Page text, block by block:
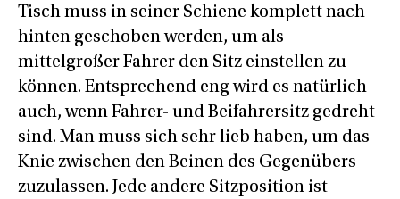
Tisch muss in seiner Schiene komplett nach
hinten geschoben werden, um als
mittelgroßer Fahrer den Sitz einstellen zu
können. Entsprechend eng wird es natürlich
auch, wenn Fahrer- und Beifahrersitz gedreht
sind. Man muss sich sehr lieb haben, um das
Knie zwischen den Beinen des Gegenübers
zuzulassen. Jede andere Sitzposition ist